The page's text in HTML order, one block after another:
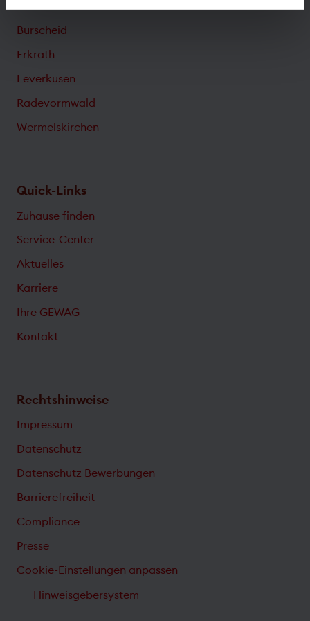
Remscheid
Burscheid
Erkrath
Leverkusen
Radevormwald
Wermelskirchen
Quick-Links
Zuhause finden
Service-Center
Aktuelles
Karriere
Ihre GEWAG
Kontakt
Rechtshinweise
Impressum
Datenschutz
Datenschutz Bewerbungen
Barrierefreiheit
Compliance
Presse
Cookie-Einstellungen anpassen
Hinweisgebersystem